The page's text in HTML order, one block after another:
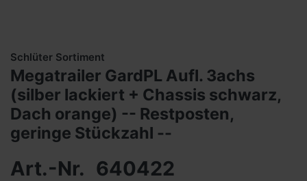
Schlüter Sortiment
Megatrailer GardPL Aufl. 3achs
(silber lackiert + Chassis schwarz,
Dach orange) -- Restposten,
geringe Stückzahl --
Art.-Nr. 640422